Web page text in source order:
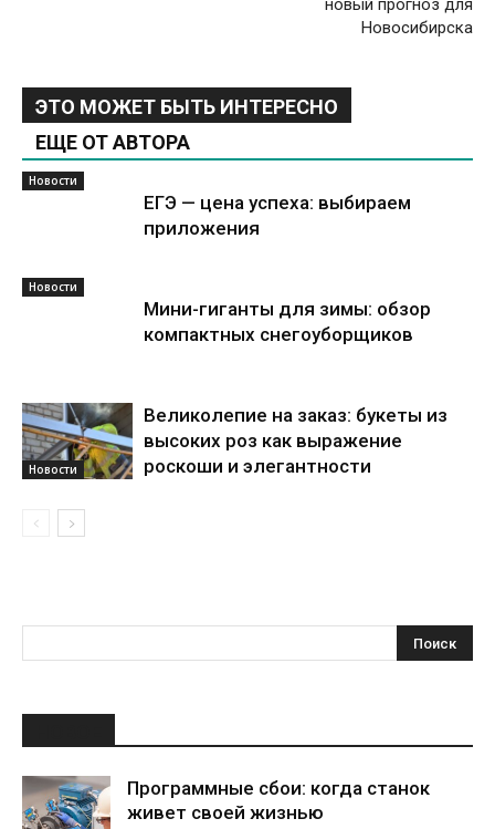
новый прогноз для
Новосибирска
ЭТО МОЖЕТ БЫТЬ ИНТЕРЕСНО
ЕЩЕ ОТ АВТОРА
Новости
ЕГЭ — цена успеха: выбираем
приложения
Новости
Мини-гиганты для зимы: обзор
компактных снегоуборщиков
Новости
Великолепие на заказ: букеты из
высоких роз как выражение
роскоши и элегантности
Программные сбои: когда станок
живет своей жизнью